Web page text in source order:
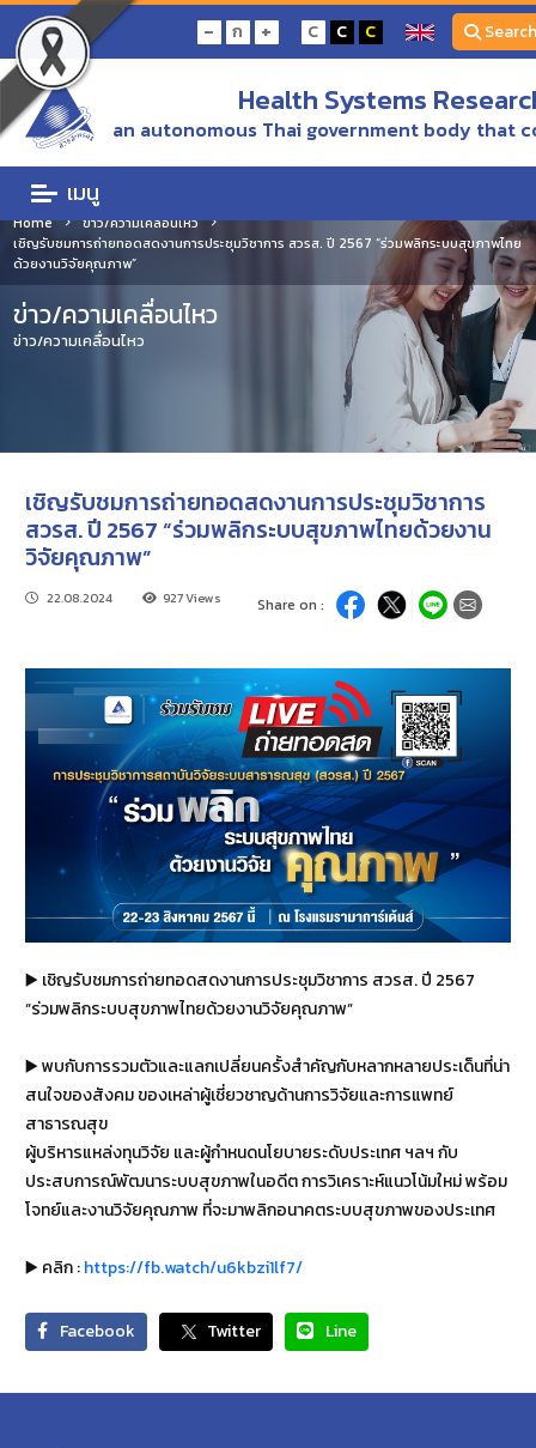
- ก + C C C Search
Health Systems
an autonomous Thai government body that
เมนู
Home
ข่าว/ความเคลื่อนไหว
เชิญรับชมการถ่ายทอดสดงานการประชุมวิชาการ สวรส. ปี 2567 “ร่วมพลิกระบบสุขภาพไทย
ด้วยงานวิจัยคุณภาพ”
ข่าว/ความเคลื่อนไหว
ข่าว/ความเคลื่อนไหว
เชิญรับชมการถ่ายทอดสดงานการประชุมวิชาการ
สวรส. ปี 2567 “ร่วมพลิกระบบสุขภาพไทยด้วยงาน
วิจัยคุณภาพ”
22.08.2024 927 Views Share on :
▶️ เชิญรับชมการถ่ายทอดสดงานการประชุมวิชาการ สวรส. ปี 2567
“ร่วมพลิกระบบสุขภาพไทยด้วยงานวิจัยคุณภาพ”
▶️ พบกับการรวมตัวและแลกเปลี่ยนครั้งสำคัญกับหลากหลายประเด็นที่น่า
สนใจของสังคม ของเหล่าผู้เชี่ยวชาญด้านการวิจัยและการแพทย์
สาธารณสุข
ผู้บริหารแหล่งทุนวิจัย และผู้กำหนดนโยบายระดับประเทศ ฯลฯ กับ
ประสบการณ์พัฒนาระบบสุขภาพในอดีต การวิเคราะห์แนวโน้มใหม่ พร้อม
โจทย์และงานวิจัยคุณภาพ ที่จะมาพลิกอนาคตระบบสุขภาพของประเทศ
▶️ คลิก :https://fb.watch/u6kbzi1lf7/
Facebook Twitter Line